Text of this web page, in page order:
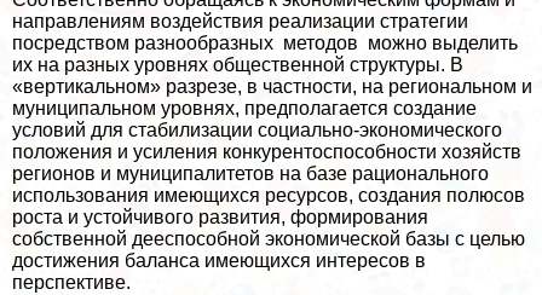
направлениям воздействия реализации стратегии
посредством разнообразных методов можно выделить
их на разных уровнях общественной структуры. В
«вертикальном» разрезе, в частности, на региональном и
муниципальном уровнях, предполагается создание
условий для стабилизации социально-экономического
положения и усиления конкурентоспособности хозяйств
регионов и муниципалитетов на базе рационального
использования имеющихся ресурсов, создания полюсов
роста и устойчивого развития, формирования
собственной дееспособной экономической базы с целью
достижения баланса имеющихся интересов в
перспективе.